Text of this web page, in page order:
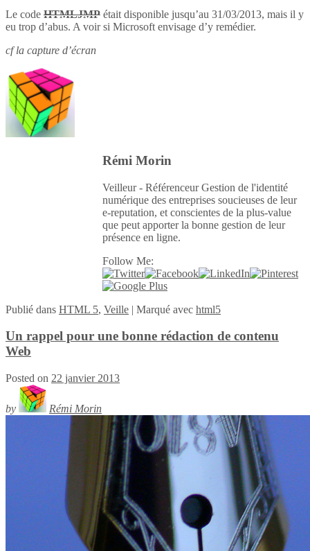
Le code HTMLJMP était disponible jusqu’au 31/03/2013, mais il y
eu trop d’abus. A voir si Microsoft envisage d’y remédier.
cf la capture d’écran
Rémi Morin
Veilleur - Référenceur Gestion de l'identité
numérique des entreprises soucieuses de leur
e-reputation, et conscientes de la plus-value
que peut apporter la bonne gestion de leur
présence en ligne.
Follow Me:
Publié dans HTML 5, Veille | Marqué avec html5
Un rappel pour une bonne rédaction de contenu
Web
Posted on 22 janvier 2013
by Rémi Morin